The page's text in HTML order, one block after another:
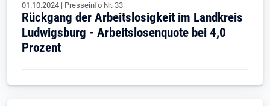
01.10.2024 | Presseinfo Nr. 33
Rückgang der Arbeitslosigkeit im Landkreis
Ludwigsburg - Arbeitslosenquote bei 4,0
Prozent